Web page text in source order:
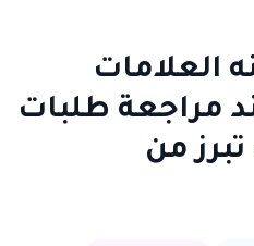
العلامات
مراجعة طلبات
من